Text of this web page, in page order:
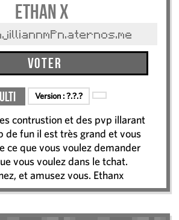
Ethan x
Voter
Version :?.?.?
contrustion et des pvp illarant
de fun il est très grand et vous
ce que vous voulez demander
vous voulez dans le tchat.
et amusez vous. Ethanx